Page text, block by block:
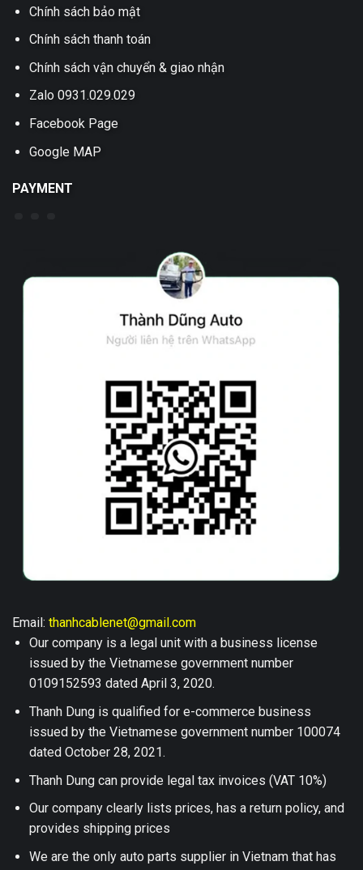
Chính sách bảo mật
Chính sách thanh toán
Chính sách vận chuyển & giao nhận
Zalo 0931.029.029
Facebook Page
Google MAP
PAYMENT
Email: thanhcablenet@gmail.com
Our company is a legal unit with a business license
issued by the Vietnamese government number
0109152593 dated April 3, 2020.
Thanh Dung is qualified for e-commerce business
issued by the Vietnamese government number 100074
dated October 28, 2021.
Thanh Dung can provide legal tax invoices (VAT 10%)
Our company clearly lists prices, has a return policy, and
provides shipping prices
We are the only auto parts supplier in Vietnam that has